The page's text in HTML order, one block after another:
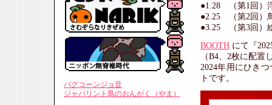
バグコーンジョ音
ジャパリント島のおんがく（やま）
●1.28 （第1回）
●2.25 （第2回）
●3.25 （第3回）
BOOTH にて『
（B4、2枚に配
2024年用にひき
トです。